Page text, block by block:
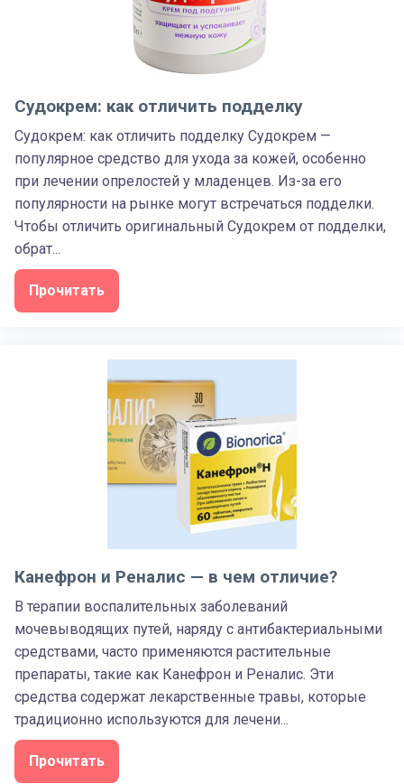
Судокрем: как отличить подделку
Судокрем: как отличить подделку Судокрем —
популярное средство для ухода за кожей, особенно
при лечении опрелостей у младенцев. Из-за его
популярности на рынке могут встречаться подделки.
Чтобы отличить оригинальный Судокрем от подделки,
обрат...
Прочитать
Канефрон и Реналис — в чем отличие?
В терапии воспалительных заболеваний
мочевыводящих путей, наряду с антибактериальными
средствами, часто применяются растительные
препараты, такие как Канефрон и Реналис. Эти
средства содержат лекарственные травы, которые
традиционно используются для лечени...
Прочитать